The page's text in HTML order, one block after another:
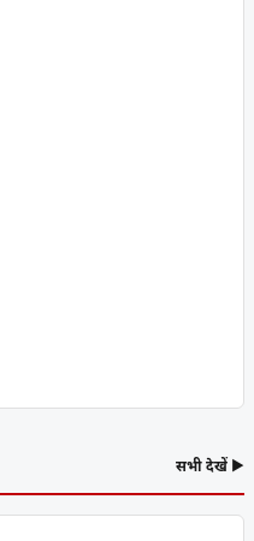
सभी देखें ▶